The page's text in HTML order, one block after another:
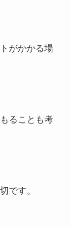
がかかる場
ることも考
です。